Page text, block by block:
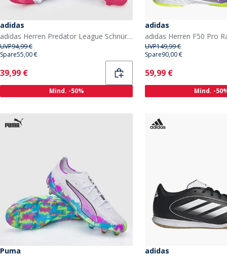
adidas
adidas Herren Predator League Schnürlose Für Tore Geboren Pack FG Fester Boden Fußballschuhe Lucid Red/Core Black/Cloud White
UVP94,99 €
Spare55,00 €
Current
39,99 €
Mind. -50%
adidas
UVP149,99 €
Spare90,00 €
Current
59,99 €
Mind. -
Puma
adidas